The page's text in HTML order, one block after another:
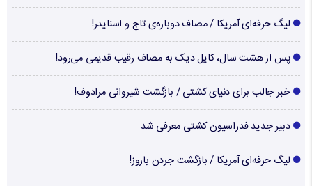
لیگ حرفه‌ای آمریکا / مصاف دوباره‌ی تاج و اسنایدر!
پس از هشت سال، کایل دیک به مصاف رقیب قدیمی می‌رود!
خبر جالب برای دنیای کشتی / بازگشت شیروانی مرادوف!
دبیر جدید فدراسیون کشتی معرفی شد
لیگ حرفه‌ای آمریکا / بازگشت جردن باروز!